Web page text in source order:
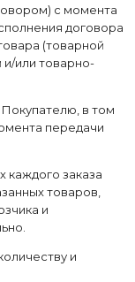
с момента
договора
(товарной
и/или товарно-
Покупателю, в том
передачи
каждого заказа
товаров,
и
и